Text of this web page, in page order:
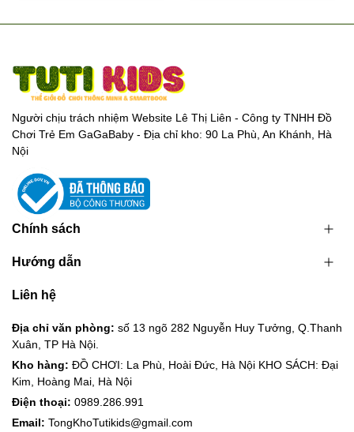
Người chịu trách nhiệm Website Lê Thị Liên - Công ty TNHH Đồ
Chơi Trẻ Em GaGaBaby - Địa chỉ kho: 90 La Phù, An Khánh, Hà
Nội
Chính sách
Hướng dẫn
Liên hệ
Địa chỉ văn phòng: số 13 ngõ 282 Nguyễn Huy Tưởng, Q.Thanh
Xuân, TP Hà Nội.
Kho hàng: ĐỒ CHƠI: La Phù, Hoài Đức, Hà Nội KHO SÁCH: Đại
Kim, Hoàng Mai, Hà Nội
Điện thoại: 0989.286.991
Email: TongKhoTutikids@gmail.com